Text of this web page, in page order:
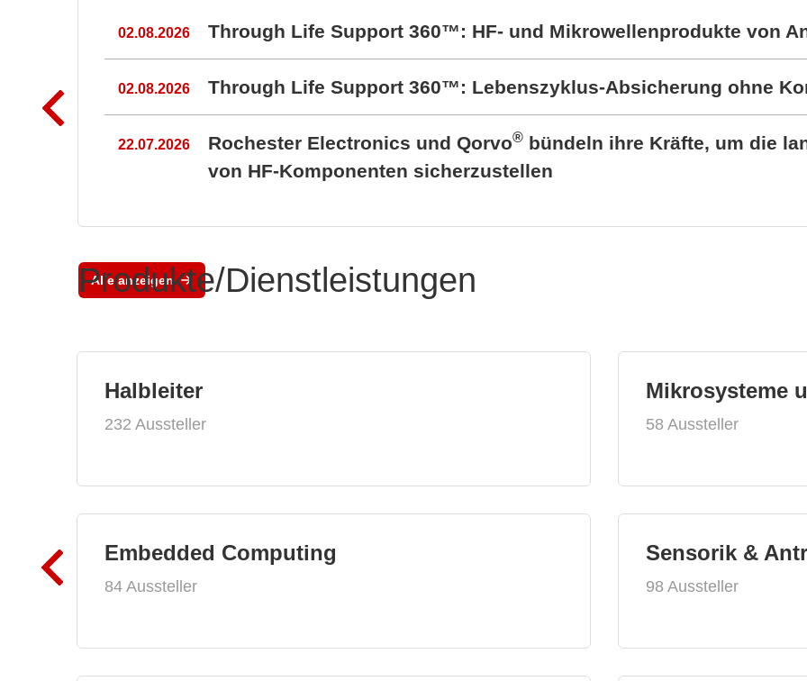
02.08.2026 Through Life Support 360™: HF- und Mikrowellenprodukte von
02.08.2026 Through Life Support 360™: Lebenszyklus-Absicherung ohne
22.07.2026 Rochester Electronics und Qorvo® bündeln ihre Kräfte, um die
von HF-Komponenten sicherzustellen
Alle anzeigen
Produkte/Dienstleistungen
Halbleiter
232 Aussteller
Embedded Computing
84 Aussteller
Mikrosysteme
58 Aussteller
Sensorik &
98 Aussteller